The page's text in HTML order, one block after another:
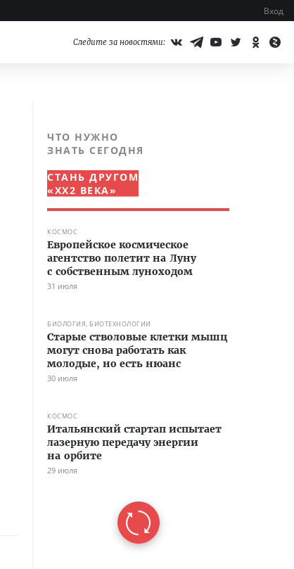
Вход
Следите за новостями:
ЧТО НУЖНО
ЗНАТЬ СЕГОДНЯ
СТАНЬ ДРУГОМ
«XX2 ВЕКА»
КОСМОС
Европейское космическое
агентство полетит на Луну
с собственным луноходом
31 июля
БИОЛОГИЯ, БИОТЕХНОЛОГИИ
Старые стволовые клетки мышц
могут снова работать как
молодые, но есть нюанс
30 июля
КОСМОС
Итальянский стартап испытает
лазерную передачу энергии
на орбите
29 июля